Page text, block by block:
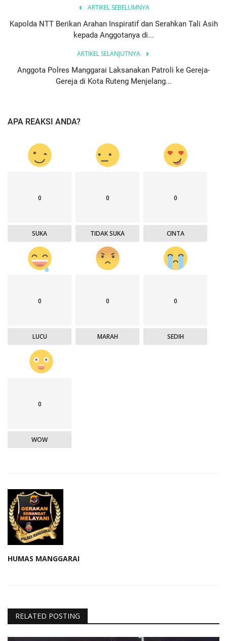
ARTIKEL SEBELUMNYA
Kapolda NTT Berikan Arahan Inspiratif dan Serahkan Tali Asih
kepada Anggotanya di...
ARTIKEL SELANJUTNYA
Anggota Polres Manggarai Laksanakan Patroli ke Gereja-
Gereja di Kota Ruteng Menjelang...
APA REAKSI ANDA?
0
SUKA
0
TIDAK SUKA
0
CINTA
0
LUCU
0
MARAH
0
SEDIH
0
WOW
HUMAS MANGGARAI
RELATED POSTING